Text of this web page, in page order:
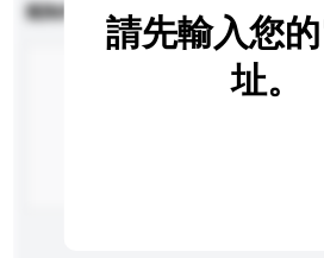
查詢內容
請先輸入您
址。